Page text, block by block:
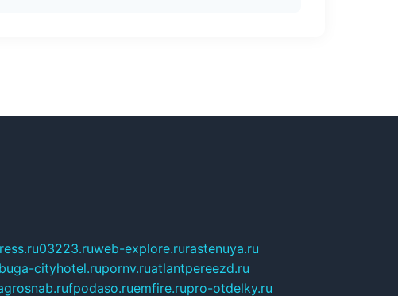
03223.ruweb-explore.rurastenuya.ru
cityhotel.rupornv.ruatlantpereezd.ru
fpodaso.ruemfire.rupro-otdelky.ru